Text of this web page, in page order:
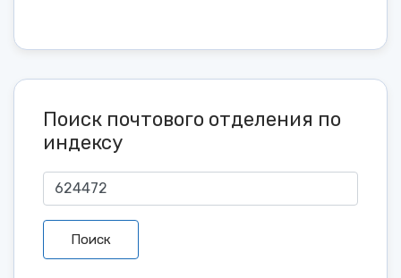
Поиск почтового отделения по
индексу
Поиск